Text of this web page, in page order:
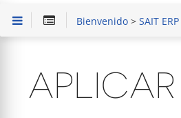
Bienvenido> SAIT ERP